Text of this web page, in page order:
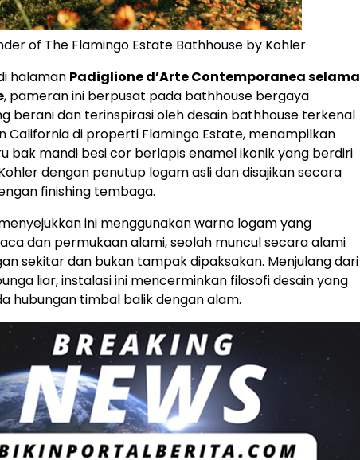
of The Flamingo Estate Bathhouse by Kohler
halaman Padiglione d’Arte Contemporanea selama
, pameran ini berpusat pada bathhouse bergaya
berani dan terinspirasi oleh desain bathhouse terkenal
California di properti Flamingo Estate, menampilkan
bak mandi besi cor berlapis enamel ikonik yang berdiri
dengan penutup logam asli dan disajikan secara
finishing tembaga.
ini menggunakan warna logam yang
dan permukaan alami, seolah muncul secara alami
sekitar dan bukan tampak dipaksakan. Menjulang dari
liar, instalasi ini mencerminkan filosofi desain yang
hubungan timbal balik dengan alam.